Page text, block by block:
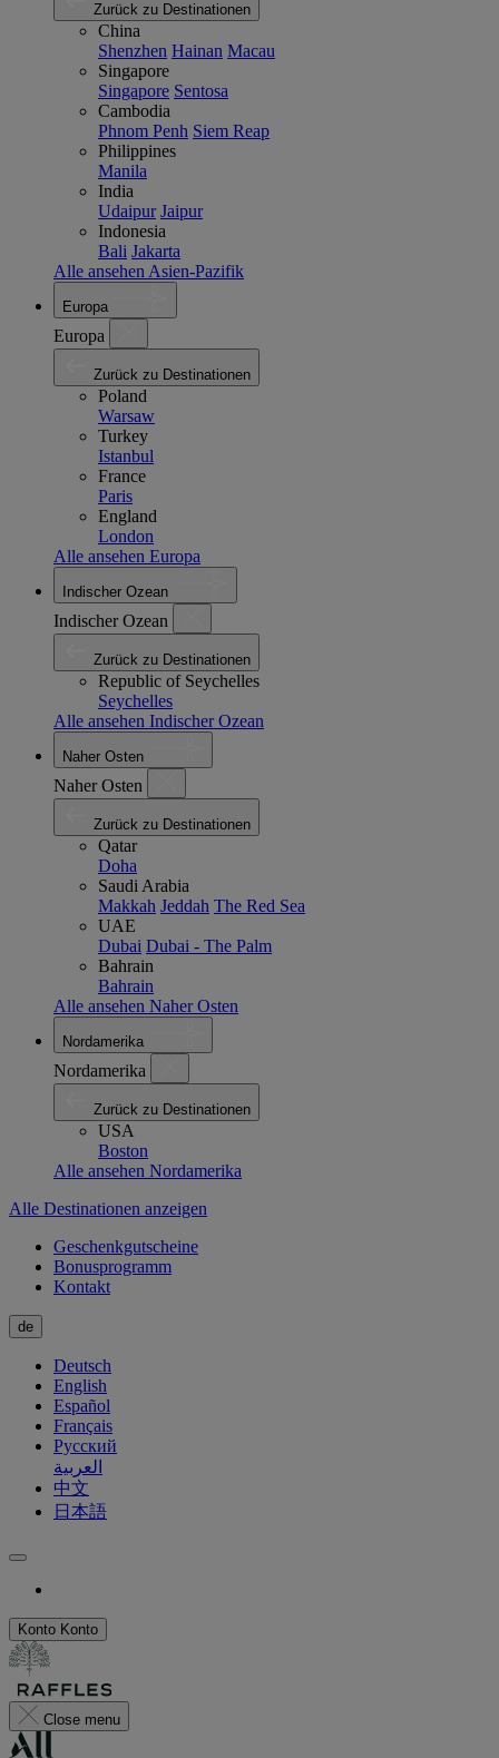
Zurück zu Destinationen
China
Shenzhen Hainan Macau
Singapore
Singapore Sentosa
Cambodia
Phnom Penh Siem Reap
Philippines
Manila
India
Udaipur Jaipur
Indonesia
Bali Jakarta
Alle ansehen Asien-Pazifik
Europa
Europa
Zurück zu Destinationen
Poland
Warsaw
Turkey
Istanbul
France
Paris
England
London
Alle ansehen Europa
Indischer Ozean
Indischer Ozean
Zurück zu Destinationen
Republic of Seychelles
Seychelles
Alle ansehen Indischer Ozean
Naher Osten
Naher Osten
Zurück zu Destinationen
Qatar
Doha
Saudi Arabia
Makkah Jeddah The Red Sea
UAE
Dubai Dubai - The Palm
Bahrain
Bahrain
Alle ansehen Naher Osten
Nordamerika
Nordamerika
Zurück zu Destinationen
USA
Boston
Alle ansehen Nordamerika
Alle Destinationen anzeigen
Geschenkgutscheine
Bonusprogramm
Kontakt
de
Deutsch
English
Español
Français
Русский
العربية
中文
日本語
Konto Konto
Close menu